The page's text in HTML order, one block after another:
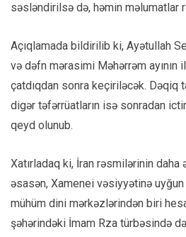
səsləndirilsə də, həmin məlumatlar
Açıqlamada bildirilib ki, Ayətullah
və dəfn mərasimi Məhərrəm ayının
çatdıqdan sonra keçiriləcək. Dəqiq
digər təfərrüatların isə sonradan
qeyd olunub.
Xatırladaq ki, İran rəsmilərinin daha
əsasən, Xamenei vəsiyyətinə
mühüm dini mərkəzlərindən biri
şəhərindəki İmam Rza türbəsində